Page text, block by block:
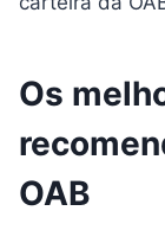
Os
OAB